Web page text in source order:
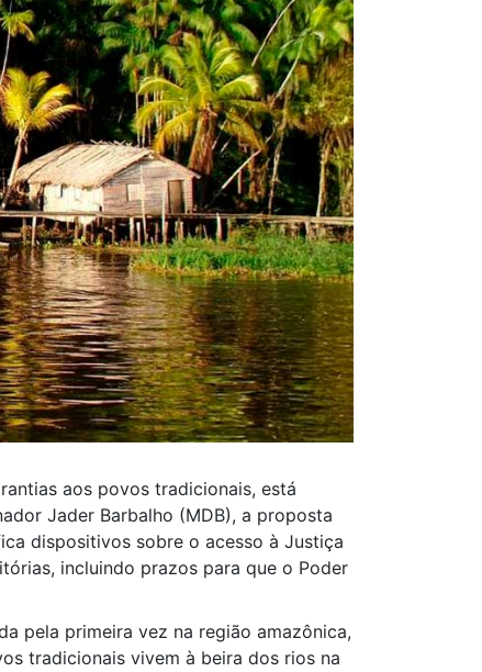
aos povos tradicionais, está
Jader Barbalho (MDB), a proposta
dispositivos sobre o acesso à Justiça
incluindo prazos para que o Poder
pela primeira vez na região amazônica,
tradicionais vivem à beira dos rios na